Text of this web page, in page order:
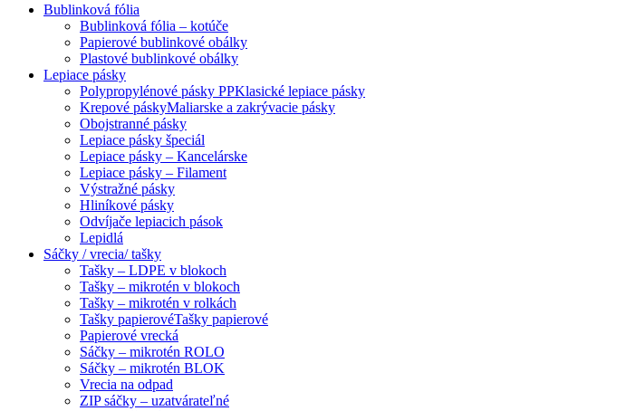
Bublinková fólia
Bublinková fólia – kotúče
Papierové bublinkové obálky
Plastové bublinkové obálky
Lepiace pásky
Polypropylénové pásky PPKlasické lepiace pásky
Krepové páskyMaliarske a zakrývacie pásky
Obojstranné pásky
Lepiace pásky špeciál
Lepiace pásky – Kancelárske
Lepiace pásky – Filament
Výstražné pásky
Hliníkové pásky
Odvíjače lepiacich pások
Lepidlá
Sáčky / vrecia/ tašky
Tašky – LDPE v blokoch
Tašky – mikrotén v blokoch
Tašky – mikrotén v rolkách
Tašky papierovéTašky papierové
Papierové vrecká
Sáčky – mikrotén ROLO
Sáčky – mikrotén BLOK
Vrecia na odpad
ZIP sáčky – uzatvárateľné